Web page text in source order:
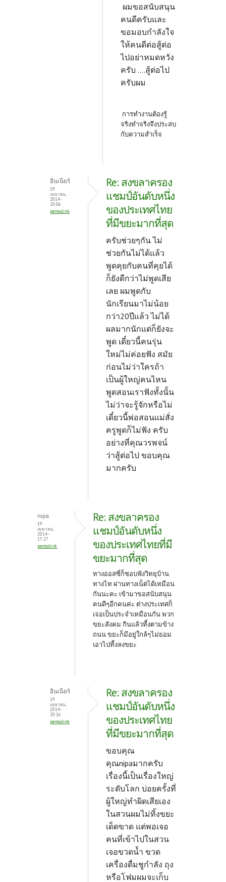
ผมขอสนับสนุน
คนดีครับและ
ขอมอบกำลังใจ
ให้คนดีต่อสู้ต่อ
ไปอย่าหมดหวัง
ครับ ....สู้ต่อไป
ครับผม
การทำงานต้องรู้
จริงทำจริงจึงประสบ
กับความสำเร็จ
อินเนียร์
19
เมษายน,
2014 -
20:06
permalink
Re: สงขลาครอง
แชมป์อันดับหนึ่ง
ของประเทศไทย
ที่มีขยะมากที่สุด
ครับช่วยๆกัน ไม่
ช่วยกันไม่ได้แล้ว
พูดคุยกับคนที่คุยได้
ก็ยังดีกว่าไม่พูดเสีย
เลย ผมพูดกับ
นักเรียนมาไม่น้อย
กว่า20ปีแล้ว ไม่ได้
ผลมากนักแต่ก็ยังจะ
พูด เดี๋ยวนี้คนรุ่น
ใหม่ไม่ค่อยฟัง สมัย
ก่อนไม่ว่าใครถ้า
เป็นผู้ใหญ่คนไหน
พูดสอนเราฟังทั้งนั้น
ไม่ว่าจะรู้จักหรือไม่
เดี๋ยวนี้พ่อสอนแม่สั่ง
ครูพูดก็ไม่ฟัง ครับ
อย่างที่คุณวรพจน์
ว่าสู้ต่อไป ขอบคุณ
มากครับ
nipa
19
เมษายน,
2014 -
17:27
permalink
Re: สงขลาครอง
แชมป์อันดับหนึ่ง
ของประเทศไทยที่มี
ขยะมากที่สุด
ทางออสซี่ก็ชอบฟังวิทยุบ้าน
ทางไท ผ่านทางเน็ตได้เหมือน
กันนะคะ เข้ามาขอสนับสนุน
คนดีๆอีกคนค่ะ ต่างประเทศก็
เจอเป็นประจําเหมือนกัน พวก
ขยะสังคม กินแล้วที้งตามข้าง
ถนน ขยะก็มีอยู่ใกล้ๆไม่ยอม
เอาไปทีังลงขยะ
อินเนียร์
19
เมษายน,
2014 -
20:16
permalink
Re: สงขลาครอง
แชมป์อันดับหนึ่ง
ของประเทศไทย
ที่มีขยะมากที่สุด
ขอบคุณ
คุณnipaมากครับ
เรื่องนี้เป็นเรื่องใหญ่
ระดับโลก บ่อยครั้งที่
ผู้ใหญ่ทำผิดเสียเอง
ในสวนผมไม่ทิ้งขยะ
เด็ดขาด แต่พอเจอ
คนที่เข้าไปในสวน
เจอขวดน้ำ ขวด
เครื่องดื่มชูกำลัง ถุง
หรือโฟมผมจะเก็บ